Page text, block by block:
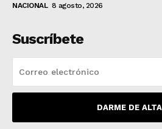
NACIONAL 8 agosto, 2026
Suscríbete
DARME DE ALTA